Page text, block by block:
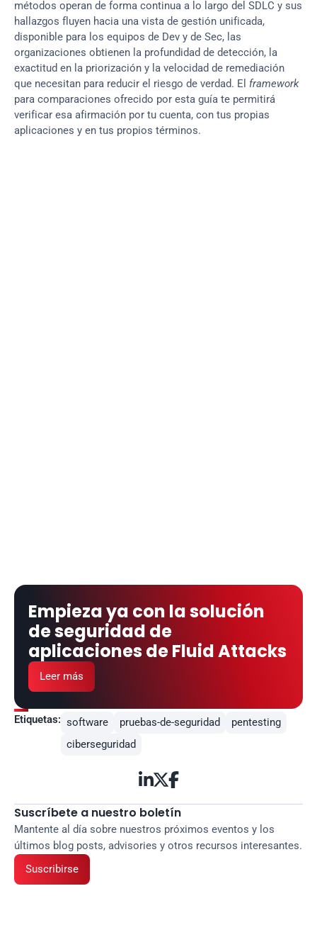
métodos operan de forma continua a lo largo del SDLC y sus
hallazgos fluyen hacia una vista de gestión unificada,
disponible para los equipos de Dev y de Sec, las
organizaciones obtienen la profundidad de detección, la
exactitud en la priorización y la velocidad de remediación
que necesitan para reducir el riesgo de verdad. El framework
para comparaciones ofrecido por esta guía te permitirá
verificar esa afirmación por tu cuenta, con tus propias
aplicaciones y en tus propios términos.
Empieza ya con la solución
de seguridad de
aplicaciones de Fluid Attacks
Leer más
Etiquetas: software pruebas-de-seguridad
pentesting
ciberseguridad

Suscríbete a nuestro boletín
Mantente al día sobre nuestros próximos eventos y los
últimos blog posts, advisories y otros recursos interesantes.
Suscribirse